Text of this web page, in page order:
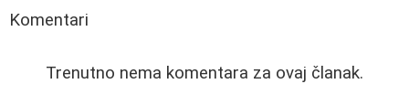
Komentari
Trenutno nema komentara za ovaj članak.